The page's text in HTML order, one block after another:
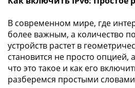
В современном мире, где
более важным, а количество
устройств растет в
становится не просто
что это такое и как его
разберемся простыми